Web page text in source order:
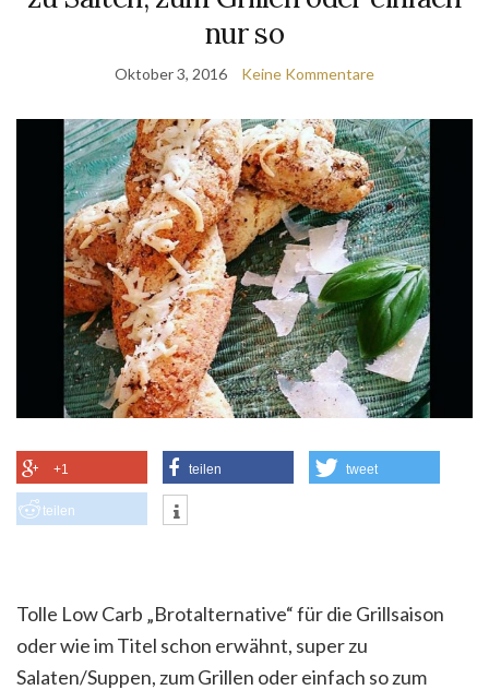
nur so
Oktober 3, 2016 Keine Kommentare
+1 teilen tweet
teilen
Tolle Low Carb „Brotalternative“ für die Grillsaison
oder wie im Titel schon erwähnt, super zu
Salaten/Suppen, zum Grillen oder einfach so zum